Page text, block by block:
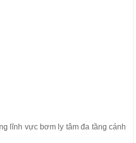
lĩnh vực bơm ly tâm đa tầng cánh